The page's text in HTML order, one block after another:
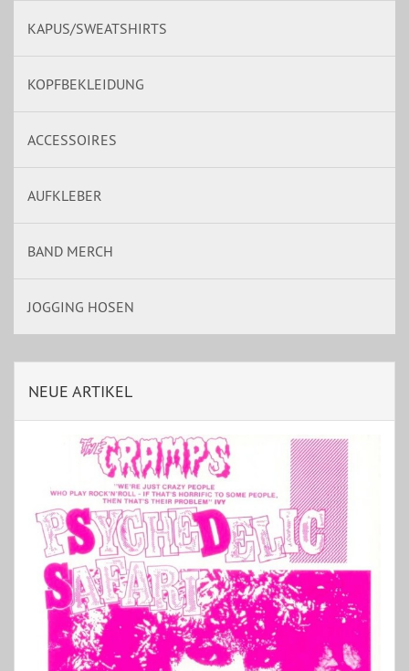
KAPUS/SWEATSHIRTS
KOPFBEKLEIDUNG
ACCESSOIRES
AUFKLEBER
BAND MERCH
JOGGING HOSEN
NEUE ARTIKEL